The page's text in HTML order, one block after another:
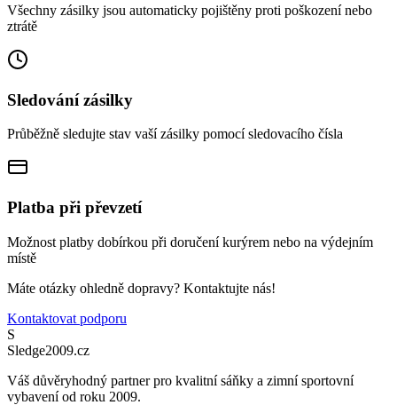
Všechny zásilky jsou automaticky pojištěny proti poškození nebo
ztrátě
Sledování zásilky
Průběžně sledujte stav vaší zásilky pomocí sledovacího čísla
Platba při převzetí
Možnost platby dobírkou při doručení kurýrem nebo na výdejním
místě
Máte otázky ohledně dopravy? Kontaktujte nás!
Kontaktovat podporu
S
Sledge2009.cz
Váš důvěryhodný partner pro kvalitní sáňky a zimní sportovní
vybavení od roku 2009.